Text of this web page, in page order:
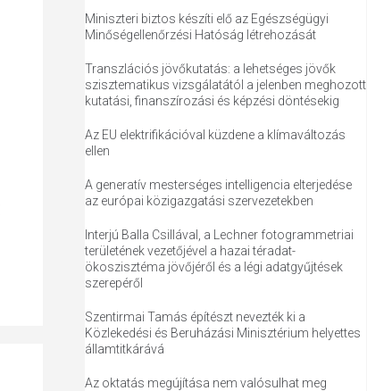
Miniszteri biztos készíti elő az Egészségügyi
Minőségellenőrzési Hatóság létrehozását
Transzlációs jövőkutatás: a lehetséges jövők
szisztematikus vizsgálatától a jelenben meghozott
kutatási, finanszírozási és képzési döntésekig
Az EU elektrifikációval küzdene a klímaváltozás
ellen
A generatív mesterséges intelligencia elterjedése
az európai közigazgatási szervezetekben
Interjú Balla Csillával, a Lechner fotogrammetriai
területének vezetőjével a hazai téradat-
ökoszisztéma jövőjéről és a légi adatgyűjtések
szerepéről
Szentirmai Tamás építészt nevezték ki a
Közlekedési és Beruházási Minisztérium helyettes
államtitkárává
Az oktatás megújítása nem valósulhat meg